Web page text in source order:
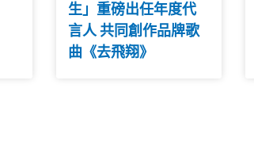
生」重磅出任年度代
言人 共同創作品牌歌
曲《去飛翔》